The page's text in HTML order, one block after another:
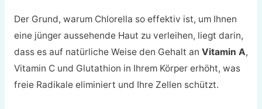
Der Grund, warum Chlorella so effektiv ist, um Ihnen
eine jünger aussehende Haut zu verleihen, liegt darin,
dass es auf natürliche Weise den Gehalt an Vitamin A,
Vitamin C und Glutathion in Ihrem Körper erhöht, was
freie Radikale eliminiert und Ihre Zellen schützt.